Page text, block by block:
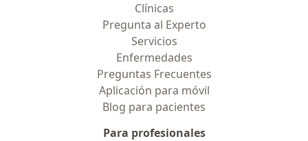
Clínicas
Pregunta al Experto
Servicios
Enfermedades
Preguntas Frecuentes
Aplicación para móvil
Blog para pacientes
Para profesionales